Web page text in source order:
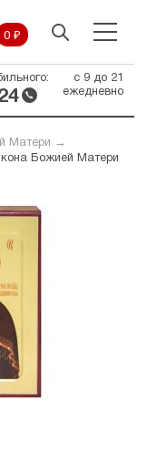
0 ₽
с 9 до 21
ежедневно
Матери →
Божией Матери